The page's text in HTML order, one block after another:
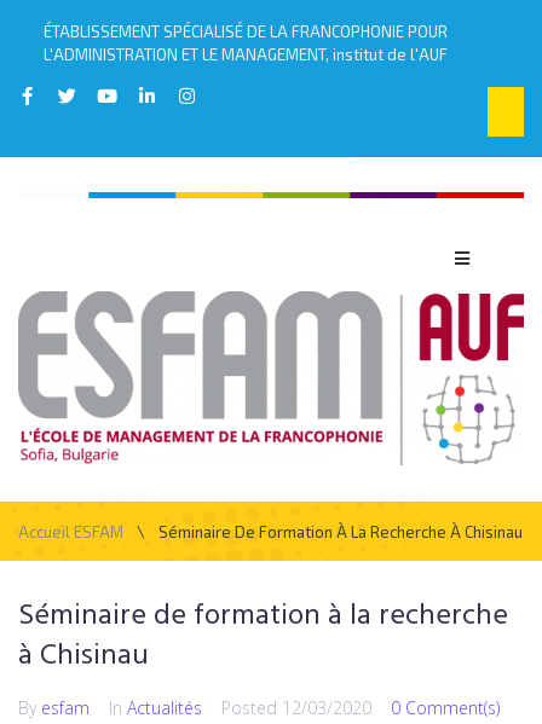
ÉTABLISSEMENT SPÉCIALISÉ DE LA FRANCOPHONIE POUR
L'ADMINISTRATION ET LE MANAGEMENT, institut de l'AUF
Accueil ESFAM \ Séminaire De Formation À La Recherche À Chisinau
Séminaire de formation à la recherche
à Chisinau
By esfam In Actualités Posted 12/03/2020 0 Comment(s)